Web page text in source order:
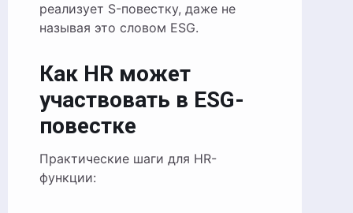
реализует S-повестку, даже не
называя это словом ESG.
Как HR может
участвовать в ESG-
повестке
Практические шаги для HR-
функции: